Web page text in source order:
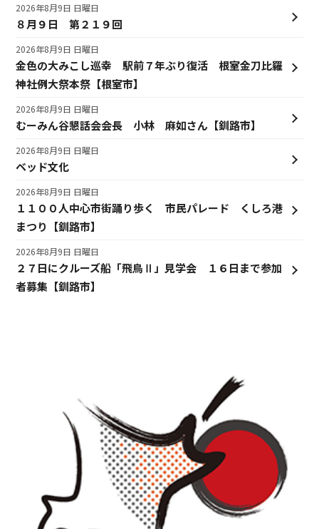
８月９日 第２１９回
2026年8月9日 日曜日
金色の大みこし巡幸 駅前７年ぶり復活 根室金刀比羅
神社例大祭本祭【根室市】
2026年8月9日 日曜日
むーみん谷懇話会会長 小林 麻如さん【釧路市】
2026年8月9日 日曜日
ベッド文化
2026年8月9日 日曜日
１１００人中心市街踊り歩く 市民パレード くしろ港
まつり【釧路市】
2026年8月9日 日曜日
２７日にクルーズ船「飛鳥Ⅱ」見学会 １６日まで参加
者募集【釧路市】
2026年8月9日 日曜日